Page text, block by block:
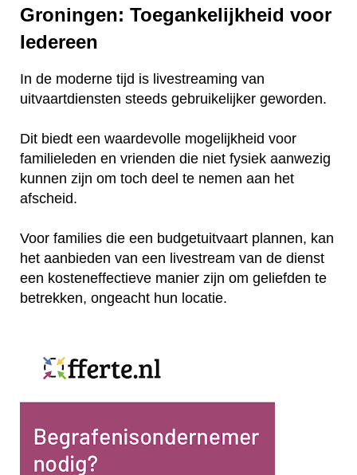
Groningen: Toegankelijkheid voor
Iedereen
In de moderne tijd is livestreaming van
uitvaartdiensten steeds gebruikelijker geworden.
Dit biedt een waardevolle mogelijkheid voor
familieleden en vrienden die niet fysiek aanwezig
kunnen zijn om toch deel te nemen aan het
afscheid.
Voor families die een budgetuitvaart plannen, kan
het aanbieden van een livestream van de dienst
een kosteneffectieve manier zijn om geliefden te
betrekken, ongeacht hun locatie.